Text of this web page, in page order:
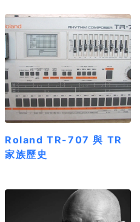
Roland TR-707 與 TR
家族歷史